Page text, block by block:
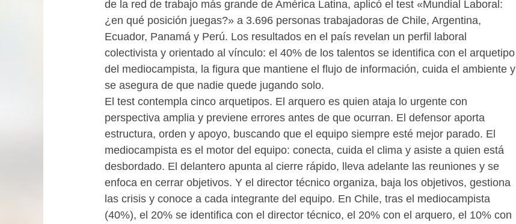
de la red de trabajo más grande de América Latina, aplicó el test «Mundial Laboral:
¿en qué posición juegas?» a 3.696 personas trabajadoras de Chile, Argentina,
Ecuador, Panamá y Perú. Los resultados en el país revelan un perfil laboral
colectivista y orientado al vínculo: el 40% de los talentos se identifica con el arquetipo
del mediocampista, la figura que mantiene el flujo de información, cuida el ambiente y
se asegura de que nadie quede jugando solo.
El test contempla cinco arquetipos. El arquero es quien ataja lo urgente con
perspectiva amplia y previene errores antes de que ocurran. El defensor aporta
estructura, orden y apoyo, buscando que el equipo siempre esté mejor parado. El
mediocampista es el motor del equipo: conecta, cuida el clima y asiste a quien está
desbordado. El delantero apunta al cierre rápido, lleva adelante las reuniones y se
enfoca en cerrar objetivos. Y el director técnico organiza, baja los objetivos, gestiona
las crisis y conoce a cada integrante del equipo. En Chile, tras el mediocampista
(40%), el 20% se identifica con el director técnico, el 20% con el arquero, el 10% con